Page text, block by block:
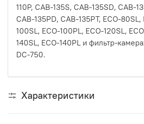
110P, CAB-135S, CAB-135SD, CAB-
CAB-135PD, CAB-135PT, ECO-
100SL, ECO-100PL, ECO-120SL,
140SL, ECO-140PL и фильтр-
DC-750.
Характеристики